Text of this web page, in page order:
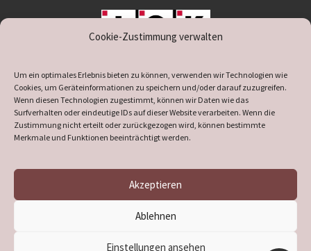
Cookie-Zustimmung verwalten
Um ein optimales Erlebnis bieten zu können, verwenden wir Technologien wie
Cookies, um Geräteinformationen zu speichern und/oder darauf zuzugreifen.
Wenn diesen Technologien zugestimmt, können wir Daten wie das
Surfverhalten oder eindeutige IDs auf dieser Website verarbeiten. Wenn die
Zustimmung nicht erteilt oder zurückgezogen wird, können bestimmte
Merkmale und Funktionen beeinträchtigt werden.
Akzeptieren
Ablehnen
Einstellungen ansehen
supported by DÖ
Heimatverein Verl– Alle Rechte vorbehalten